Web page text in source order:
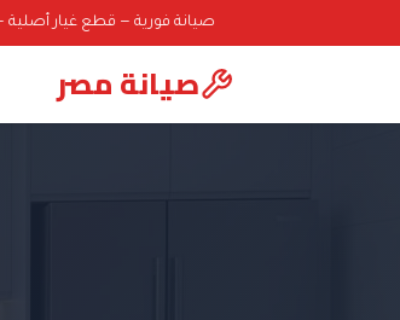
صيانة فورية — قطع غيار أصلية — ضمان 6
صيانة مصر